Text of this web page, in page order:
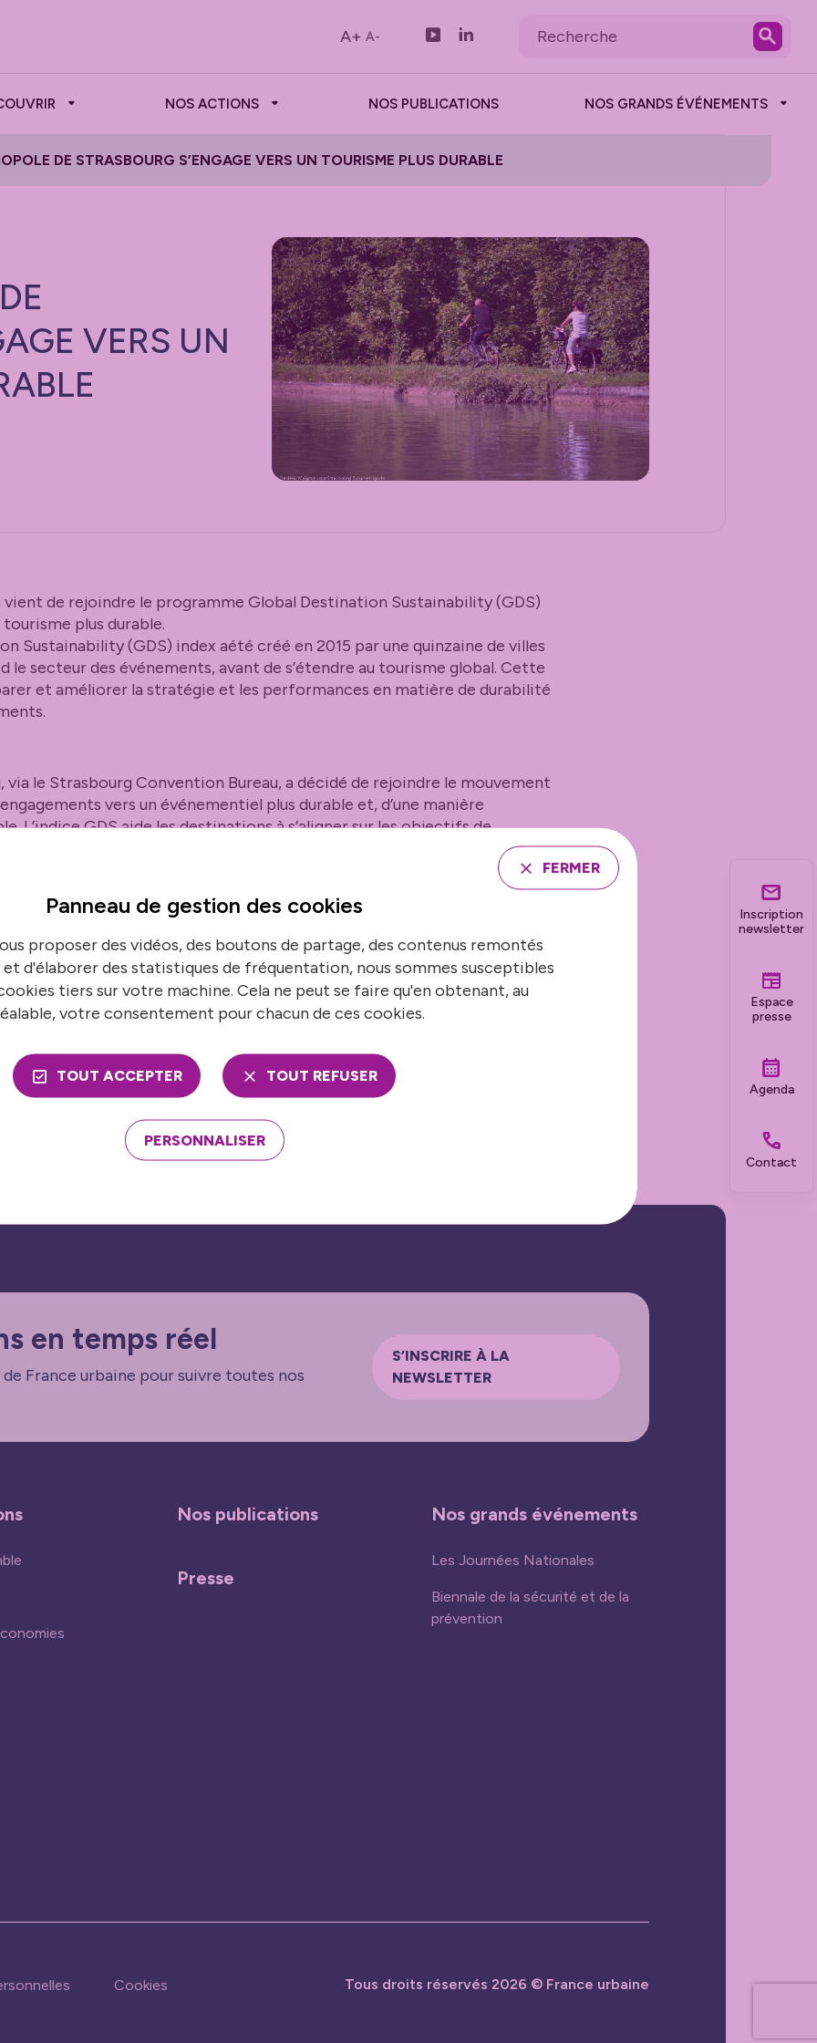
A+ A-
NOS ACTIONS NOS PUBLICATIONS NOS GRANDS ÉVÉNEMENTS
Inscription
newsletter
Espace
presse
Agenda
Contact
DE STRASBOURG S’ENGAGE VERS UN TOURISME PLUS DURABLE
VERS UN
vient de rejoindre le programme Global Destination Sustainability (GDS)
tourisme plus durable.
Sustainability (GDS) index aété créé en 2015 par une quinzaine de villes
le secteur des événements, avant de s’étendre au tourisme global. Cette
et améliorer la stratégie et les performances en matière de durabilité
via le Strasbourg Convention Bureau, a décidé de rejoindre le mouvement
vers un événementiel plus durable et, d’une manière
L’indice GDS aide les destinations à s’aligner sur les objectifs de
unies et à favoriser l’adoption, la promotion et la reconnaissance de
phases : une étape de collecte des données, suivie d’un audit et enfin
Le but est d’augmenter le score chaque année. En effet, le GDS
du territoire qui repose sur l’engagement et l’action des collectivités et
Bureau et Office de tourisme, hôteliers, traiteurs, restaurants,
démarche profite à l’ensemble de l’écosystème touristique local, des
par les fournisseurs et les autorités locales en apportant des
les critères, dans le but de créer une destination régénératrice et
EN SAVOIR PLUS
en temps réel
France urbaine pour suivre toutes nos
S’INSCRIRE À LA
NEWSLETTER
Nos publications
Presse
Nos grands événements
Les Journées Nationales
Biennale de la sécurité et de la
prévention
Cookies Tous droits réservés 2026 © France urbaine
FERMER
Panneau de gestion des cookies
proposer des vidéos, des boutons de partage, des contenus remontés
et d'élaborer des statistiques de fréquentation, nous sommes susceptibles
tiers sur votre machine. Cela ne peut se faire qu'en obtenant, au
votre consentement pour chacun de ces cookies.
TOUT ACCEPTER TOUT REFUSER
PERSONNALISER